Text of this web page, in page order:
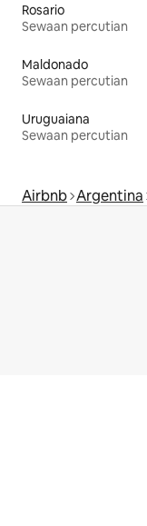
Rosario
Sewaan percutian
Maldonado
Sewaan percutian
Uruguaiana
Sewaan percutian
Airbnb Argentina